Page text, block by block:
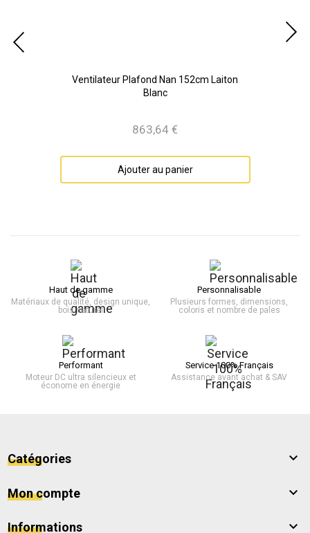
Ventilateur Plafond Nan 152cm Laiton
Blanc
Prix
863,64 €
Ajouter au panier
Haut de gamme
Matériaux de qualité, design unique,
bois naturel
Personnalisable
Plusieurs formes, dimensions,
coloris et nombre de pales
Performant
Moteur DC ultra silencieux et
économe en énergie
Service 100% Français
Assistance avant achat & SAV
Catégories 
Mon compte 
Informations 